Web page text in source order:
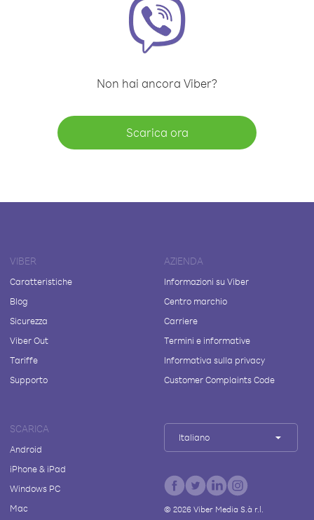
Non hai ancora Viber?
Scarica ora
VIBER
Caratteristiche
Blog
Sicurezza
Viber Out
Tariffe
Supporto
AZIENDA
Informazioni su Viber
Centro marchio
Carriere
Termini e informative
Informativa sulla privacy
Customer Complaints Code
SCARICA
Android
iPhone & iPad
Windows PC
Mac
Italiano
© 2026Viber Media S.à r.l.